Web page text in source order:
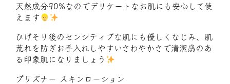
天然成分90%なのでデリケートなお肌にも安心して使
えます
ひげそり後のセンシティブな肌にも優しくなじみ、肌
荒れを防ぎお手入れしやすいさわやかさで清潔感のあ
る印象肌になりましょう
プリズナー スキンローション